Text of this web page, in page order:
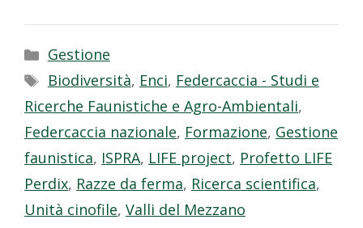
Categorie
Gestione
Tag
Biodiversità, Enci, Federcaccia - Studi e
Ricerche Faunistiche e Agro-Ambientali,
Federcaccia nazionale, Formazione, Gestione
faunistica, ISPRA, LIFE project, Profetto LIFE
Perdix, Razze da ferma, Ricerca scientifica,
Unità cinofile, Valli del Mezzano